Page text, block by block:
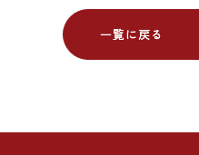
一覧に戻る
一覧に戻る